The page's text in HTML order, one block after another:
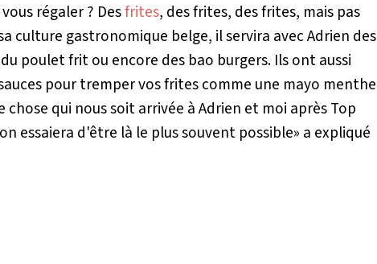
régaler ? Desfrites, des frites, des frites, mais pas
culture gastronomique belge, il servira avec Adrien des
poulet frit ou encore des bao burgers. Ils ont aussi
pour tremper vos frites comme une mayo menthe
qui nous soit arrivée à Adrien et moi après Top
essaiera d'être là le plus souvent possible» a expliqué